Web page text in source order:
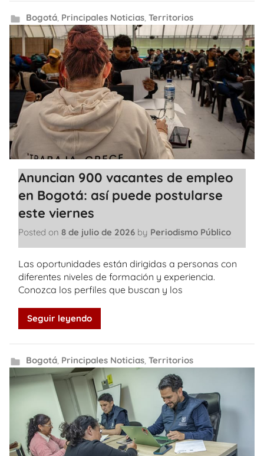
Bogotá, Principales Noticias, Territorios
Anuncian 900 vacantes de empleo
en Bogotá: así puede postularse
este viernes
Posted on 8 de julio de 2026 by Periodismo Público
Las oportunidades están dirigidas a personas con
diferentes niveles de formación y experiencia.
Conozca los perfiles que buscan y los
Seguir leyendo
Bogotá, Principales Noticias, Territorios